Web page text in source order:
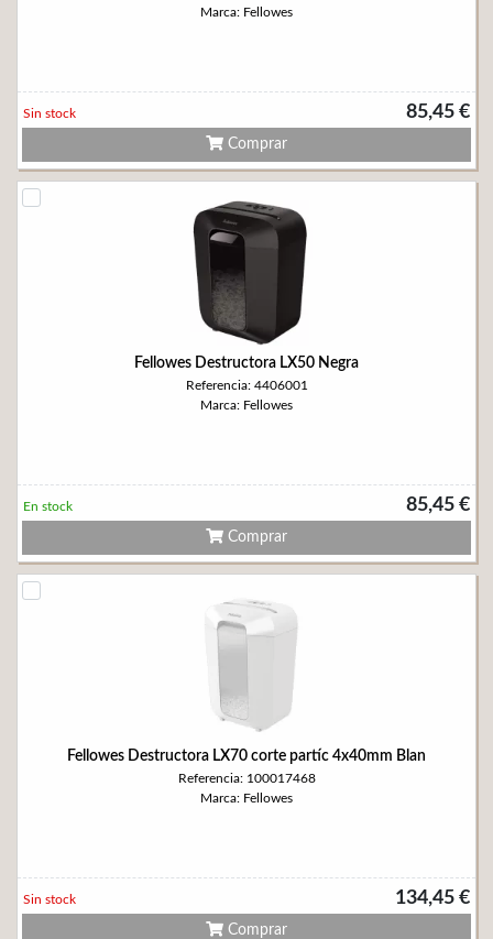
Marca: Fellowes
85,45 €
Sin stock
Comprar
Fellowes Destructora LX50 Negra
Referencia: 4406001
Marca: Fellowes
85,45 €
En stock
Comprar
Fellowes Destructora LX70 corte partíc 4x40mm Blan
Referencia: 100017468
Marca: Fellowes
134,45 €
Sin stock
Comprar